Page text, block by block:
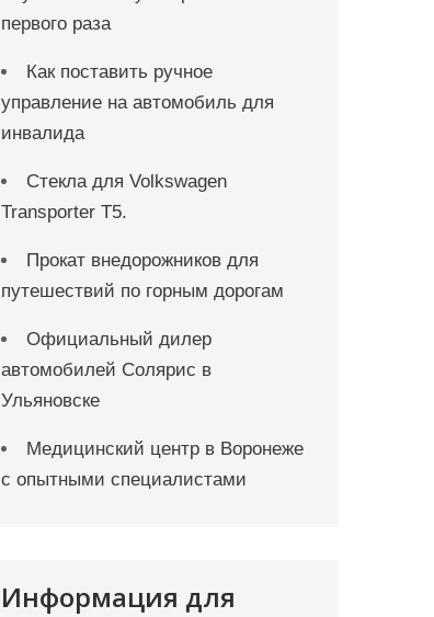
первого раза
Как поставить ручное
управление на автомобиль для
инвалида
Стекла для Volkswagen
Transporter T5.
Прокат внедорожников для
путешествий по горным дорогам
Официальный дилер
автомобилей Солярис в
Ульяновске
Медицинский центр в Воронеже
с опытными специалистами
Информация для